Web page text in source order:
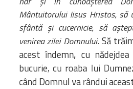
Mântuitorului Iisus Hristos, să
sfântă și cucernicie, să a
venirea zilei Domnului. Să
acest îndemn, cu
bucurie, cu roaba lui
când Domnul va rândui